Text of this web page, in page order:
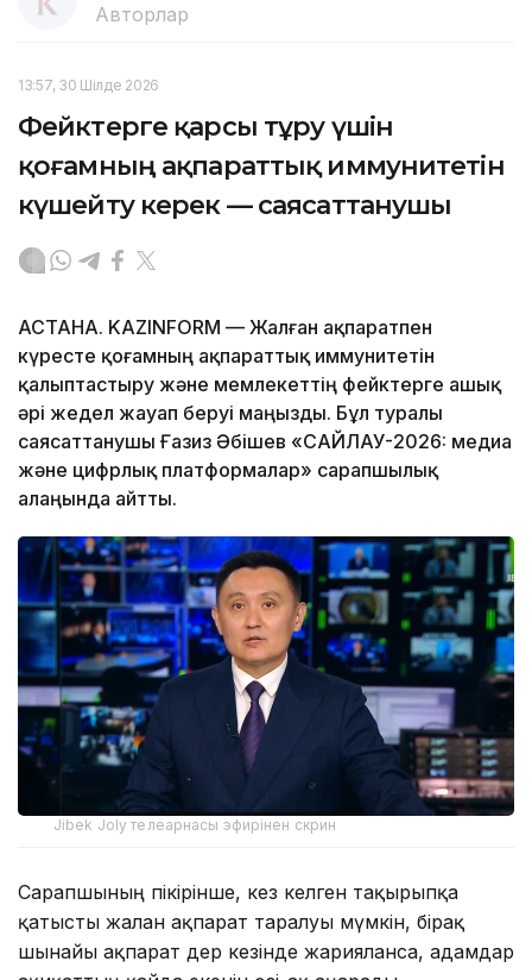
Авторлар
13:57, 30 Шілде 2026
Фейктерге қарсы тұру үшін
қоғамның ақпараттық иммунитетін
күшейту керек — саясаттанушы
АСТАНА. KAZINFORM — Жалған ақпаратпен
күресте қоғамның ақпараттық иммунитетін
қалыптастыру және мемлекеттің фейктерге ашық
әрі жедел жауап беруі маңызды. Бұл туралы
саясаттанушы Ғазиз Әбішев «САЙЛАУ-2026: медиа
және цифрлық платформалар» сарапшылық
алаңында айтты.
Jibek Joly телеарнасы эфирінен скрин
Сарапшының пікірінше, кез келген тақырыпқа
қатысты жалған ақпарат таралуы мүмкін, бірақ
шынайы ақпарат дер кезінде жарияланса, адамдар